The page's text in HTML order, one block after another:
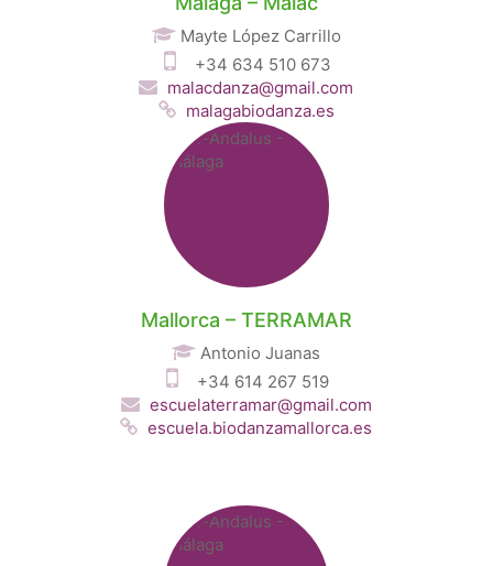
Mayte López Carrillo
+34 634 510 673
malacdanza@gmail.com
malagabiodanza.es
Mallorca – TERRAMAR
Antonio Juanas
+34 614 267 519
escuelaterramar@gmail.com
escuela.biodanzamallorca.es